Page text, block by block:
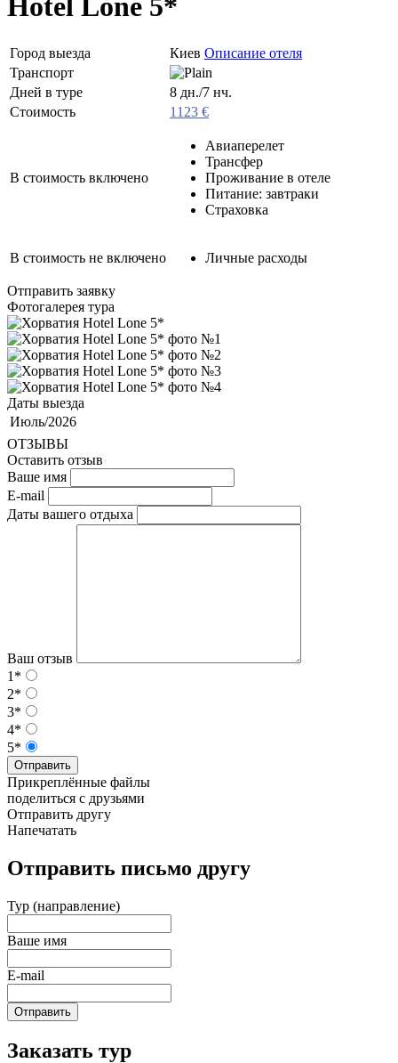
Hotel Lone 5*
Город выезда Киев Описание отеля
Транспорт
Дней в туре
8 дн./7 нч.
Стоимость
1123 €
В стоимость включено
Авиаперелет
Трансфер
Проживание в отеле
Питание: завтраки
Страховка
В стоимость не включено Личные расходы
Отправить заявку
Фотогалерея тура
Даты выезда
Июль/2026
ОТЗЫВЫ
Оставить отзыв
Ваше имя
E-mail
Даты вашего отдыха
Ваш отзыв
1*
2*
3*
4*
5*
Отправить
Прикреплённые файлы
поделиться с друзьями
Отправить другу
Напечатать
Отправить письмо другу
Тур (направление)
Ваше имя
E-mail
Отправить
Заказать тур